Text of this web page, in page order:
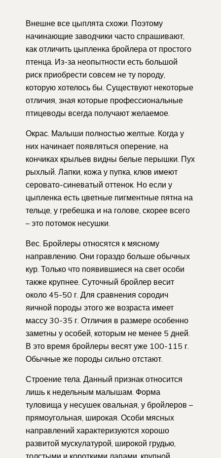
Внешне все цыплята схожи. Поэтому
начинающие заводчики часто спрашивают,
как отличить цыпленка бройлера от простого
птенца. Из-за неопытности есть большой
риск приобрести совсем не ту породу,
которую хотелось бы. Существуют некоторые
отличия, зная которые профессиональные
птицеводы всегда получают желаемое.
Окрас. Малыши полностью желтые. Когда у
них начинает появляться оперение, на
кончиках крыльев видны белые перышки. Пух
рыхлый. Лапки, кожа у пупка, клюв имеют
серовато-синеватый оттенок. Но если у
цыпленка есть цветные пигментные пятна на
тельце, у гребешка и на голове, скорее всего
– это потомок несушки.
Вес. Бройлеры относятся к мясному
направлению. Они гораздо больше обычных
кур. Только что появившиеся на свет особи
также крупнее. Суточный бройлер весит
около 45-50 г. Для сравнения сородич
яичной породы этого же возраста имеет
массу 30-35 г. Отличия в размере особенно
заметны у особей, которым не менее 5 дней.
В это время бройлеры весят уже 100-115 г.
Обычные же породы сильно отстают.
Строение тела. Данный признак относится
лишь к недельным малышам. Форма
туловища у несушек овальная, у бройлеров –
прямоугольная, широкая. Особи мясных
направлений характеризуются хорошо
развитой мускулатурой, широкой грудью,
толстыми и короткими лапами, крупной